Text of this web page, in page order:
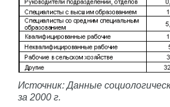
Источник: Данные
за 2000 г.